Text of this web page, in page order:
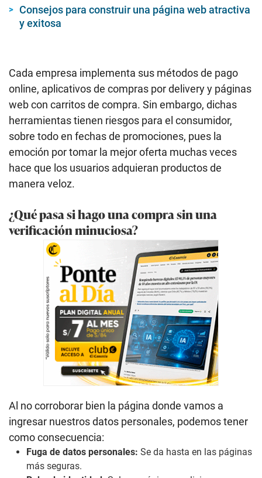
Consejos para construir una página web atractiva
y exitosa
Cada empresa implementa sus métodos de pago
online, aplicativos de compras por delivery y páginas
web con carritos de compra. Sin embargo, dichas
herramientas tienen riesgos para el consumidor,
sobre todo en fechas de promociones, pues la
emoción por tomar la mejor oferta muchas veces
hace que los usuarios adquieran productos de
manera veloz.
¿Qué pasa si hago una compra sin una
verificación minuciosa?
Al no corroborar bien la página donde vamos a
ingresar nuestros datos personales, podemos tener
como consecuencia:
Fuga de datos personales: Se da hasta en las páginas
más seguras.